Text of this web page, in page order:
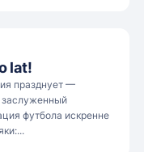
lat!
празднует —
футбола искренне